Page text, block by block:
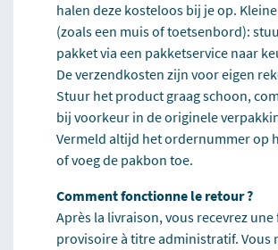
halen deze kosteloos bij je op.
(zoals een muis of toetsenbord):
pakket via een pakketservice naar
De verzendkosten zijn voor eigen
Stuur het product graag schoon,
bij voorkeur in de originele
Vermeld altijd het ordernummer op
of voeg de pakbon toe.
Comment fonctionne le retour ?
Après la livraison, vous recevrez
provisoire à titre administratif. Vous